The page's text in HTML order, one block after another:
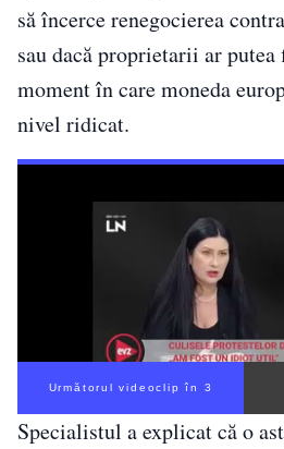
să încerce renegocierea
sau dacă proprietarii ar
moment în care moneda
nivel ridicat.
Următorul videoclip în 2
Specialistul a explicat că o